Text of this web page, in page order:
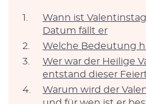
Wann ist
Datum fällt er
Welche Bedeutung
Wer war der Heilige
entstand dieser
Warum wird der